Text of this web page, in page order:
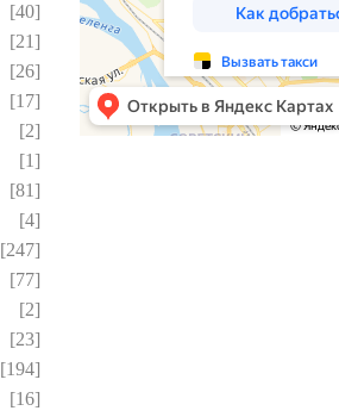
[40]
[21]
[26]
[17]
[2]
[1]
[81]
[4]
[247]
[77]
[2]
[23]
[194]
[16]